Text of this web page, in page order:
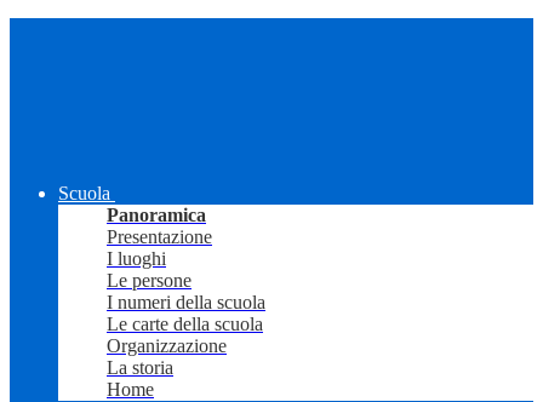
Scuola
Panoramica
Presentazione
I luoghi
Le persone
I numeri della scuola
Le carte della scuola
Organizzazione
La storia
Home